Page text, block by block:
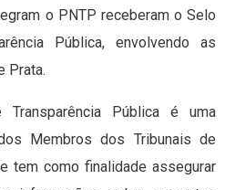
o PNTP receberam o Selo
Pública, envolvendo as
Prata.
Transparência Pública é uma
Membros dos Tribunais de
tem como finalidade assegurar